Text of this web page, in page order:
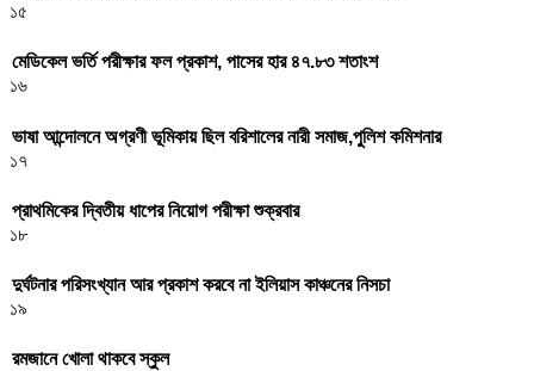
১৫
মেডিকেল ভর্তি পরীক্ষার ফল প্রকাশ, পাসের হার ৪৭.৮৩ শতাংশ
১৬
ভাষা আন্দোলনে অগ্রণী ভূমিকায় ছিল বরিশালের নারী সমাজ,পুলিশ কমিশনার
১৭
প্রাথমিকের দ্বিতীয় ধাপের নিয়োগ পরীক্ষা শুক্রবার
১৮
দুর্ঘটনার পরিসংখ্যান আর প্রকাশ করবে না ইলিয়াস কাঞ্চনের নিসচা
১৯
রমজানে খোলা থাকবে স্কুল